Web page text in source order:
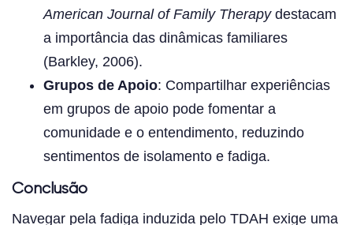
American Journal of Family Therapydestacam
a importância das dinâmicas familiares
(Barkley, 2006).
Grupos de Apoio: Compartilhar experiências
em grupos de apoio pode fomentar a
comunidade e o entendimento, reduzindo
sentimentos de isolamento e fadiga.
Conclusão
Navegar pela fadiga induzida pelo TDAH exige uma